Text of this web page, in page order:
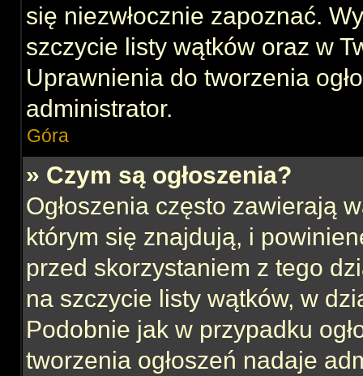
się niezwłocznie zapoznać.
szczycie listy wątków oraz w
Uprawnienia do tworzenia
administrator.
Góra
» Czym są ogłoszenia?
Ogłoszenia często zawierają
którym się znajdują, i
przed skorzystaniem z tego
na szczycie listy wątków, w
Podobnie jak w przypadku
tworzenia ogłoszeń nadaje